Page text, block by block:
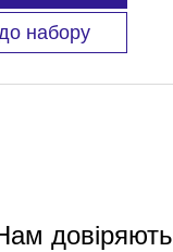
набору
довіряють